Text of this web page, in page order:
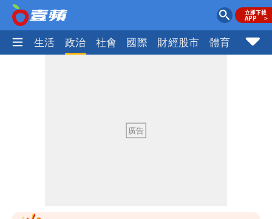
尚 生活 政治 社會 國際 財經股市 體育 壹蘋
公布收入比拍戲賺更多
北市沒放颱風假挨轟 楊植斗：綠委竟不